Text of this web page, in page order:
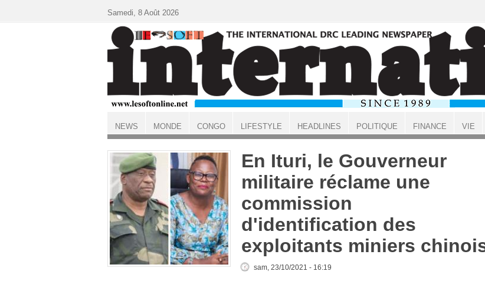
ACCUEIL
En Ituri, le Gouverneur
militaire réclame une
commission
d'identification des
exploitants miniers
sam, 23/10/2021 - 16:19
Samedi, 8 Août 2026
NEWS MONDE CONGO LIFESTYLE HEADLINES POLITIQUE FINANCE VIE